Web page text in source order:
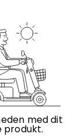
med dit
produkt.